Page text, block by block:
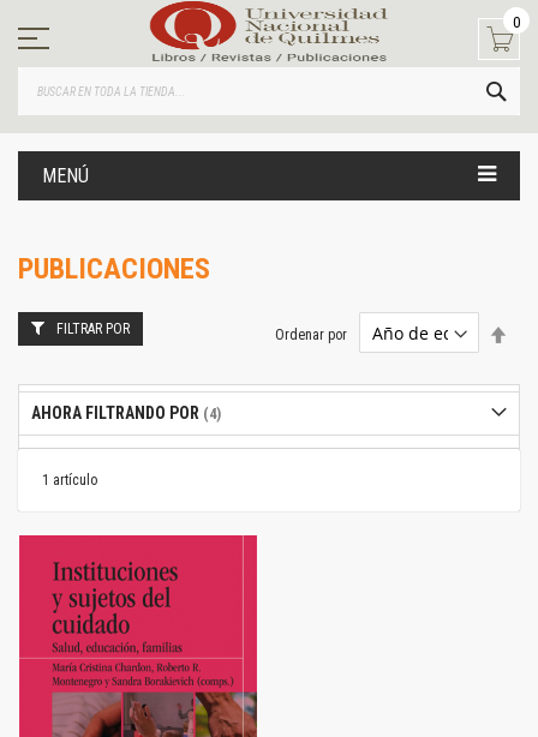
contenido
0
MENÚ
PUBLICACIONES
1 artículo
Ordenar por
FILTRAR POR
AHORA FILTRANDO POR